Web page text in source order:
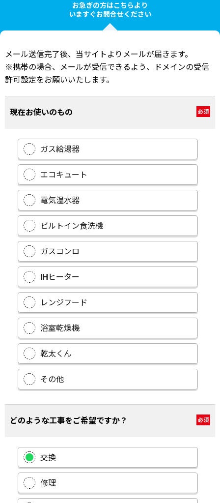
お急ぎの方はこちらより
いますぐお問合せください
メール送信完了後、当サイトよりメールが届きます。
※携帯の場合、メールが受信できるよう、ドメインの受信
許可設定をお願いいたします。
現在お使いのもの 必須
ガス給湯器
エコキュート
電気温水器
ビルトイン食洗機
ガスコンロ
IHヒーター
レンジフード
浴室乾燥機
乾太くん
その他
どのような工事をご希望ですか？ 必須
交換
修理